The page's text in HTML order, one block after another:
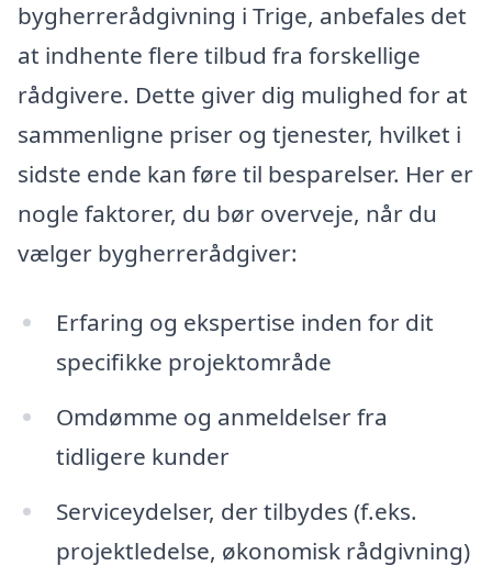
bygherrerådgivning i Trige, anbefales det
at indhente flere tilbud fra forskellige
rådgivere. Dette giver dig mulighed for at
sammenligne priser og tjenester, hvilket i
sidste ende kan føre til besparelser. Her er
nogle faktorer, du bør overveje, når du
vælger bygherrerådgiver:
Erfaring og ekspertise inden for dit
specifikke projektområde
Omdømme og anmeldelser fra
tidligere kunder
Serviceydelser, der tilbydes (f.eks.
projektledelse, økonomisk rådgivning)